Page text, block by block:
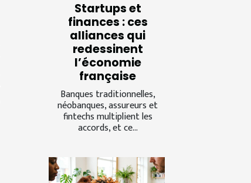
Startups et
finances : ces
alliances qui
redessinent
l’économie
française
Banques traditionnelles,
néobanques, assureurs et
fintechs multiplient les
accords, et ce...